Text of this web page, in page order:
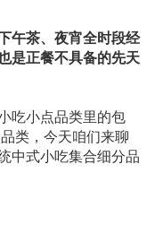
午茶、夜宵全时段经
是正餐不具备的先天
吃小点品类里的包
类，今天咱们来聊
中式小吃集合细分品